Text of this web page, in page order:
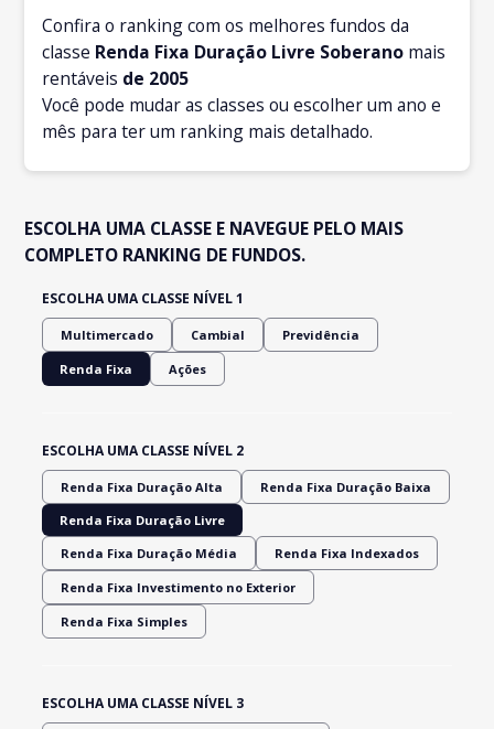
Confira o ranking com os melhores fundos da
classe Renda Fixa Duração Livre Soberano mais
rentáveis de 2005
Você pode mudar as classes ou escolher um ano e
mês para ter um ranking mais detalhado.
ESCOLHA UMA CLASSE E NAVEGUE PELO MAIS
COMPLETO RANKING DE FUNDOS.
ESCOLHA UMA CLASSE NÍVEL 1
Multimercado Cambial Previdência
Renda Fixa Ações
ESCOLHA UMA CLASSE NÍVEL 2
Renda Fixa Duração Alta
Renda Fixa Duração Baixa
Renda Fixa Duração Livre
Renda Fixa Duração Média
Renda Fixa Indexados
Renda Fixa Investimento no Exterior
Renda Fixa Simples
ESCOLHA UMA CLASSE NÍVEL 3